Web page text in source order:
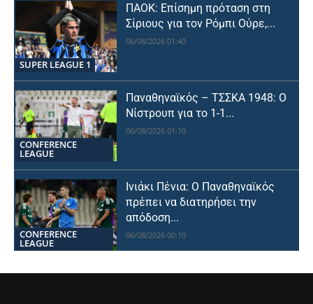
SUPER LEAGUE 1
ΠΑΟΚ: Επίσημη πρόταση στη
Σίριους για τον Ρόμπι Ούρε,...
06/08/2026 01:40
CONFERENCE
LEAGUE
Παναθηναϊκός – ΤΣΣΚΑ 1948: Ο
Νίστρουπ για το 1-1...
06/08/2026 01:10
CONFERENCE
LEAGUE
Ινιάκι Πένια: Ο Παναθηναϊκός
πρέπει να διατηρήσει την
απόδοση...
06/08/2026 00:10